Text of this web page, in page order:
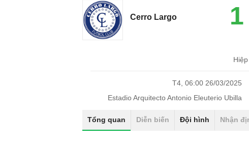
Cerro Largo
T4, 06:00 26/03/2025
Estadio Arquitecto Antonio Eleuterio Ubilla
Tổng quan Diễn biến Đội hình Nhận